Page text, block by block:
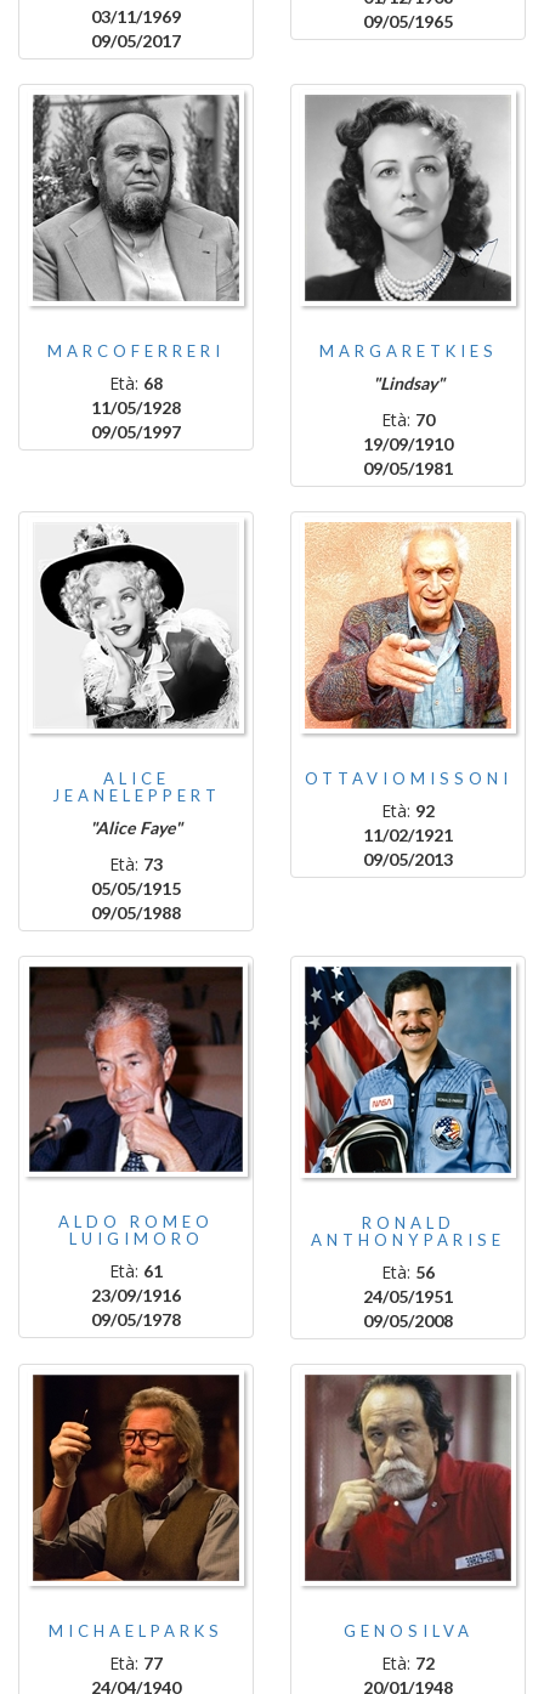
03/11/1969
09/05/2017
09/05/1965
MARCOFERRERI
Età: 68
11/05/1928
09/05/1997
MARGARETKIES
"Lindsay"
Età: 70
19/09/1910
09/05/1981
ALICE
JEANELEPPERT
"Alice Faye"
Età: 73
05/05/1915
09/05/1988
OTTAVIOMISSONI
Età: 92
11/02/1921
09/05/2013
ALDO ROMEO
LUIGIMORO
Età: 61
23/09/1916
09/05/1978
RONALD
ANTHONYPARISE
Età: 56
24/05/1951
09/05/2008
MICHAELPARKS
Età: 77
24/04/1940
GENOSILVA
Età: 72
20/01/1948